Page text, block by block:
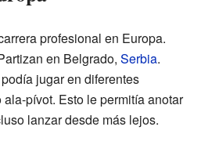
profesional en Europa.
en Belgrado, Serbia.
jugar en diferentes
pívot. Esto le permitía anotar
lanzar desde más lejos.